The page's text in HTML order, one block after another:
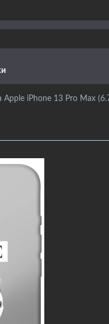
Apple iPhone 13 Pro Max